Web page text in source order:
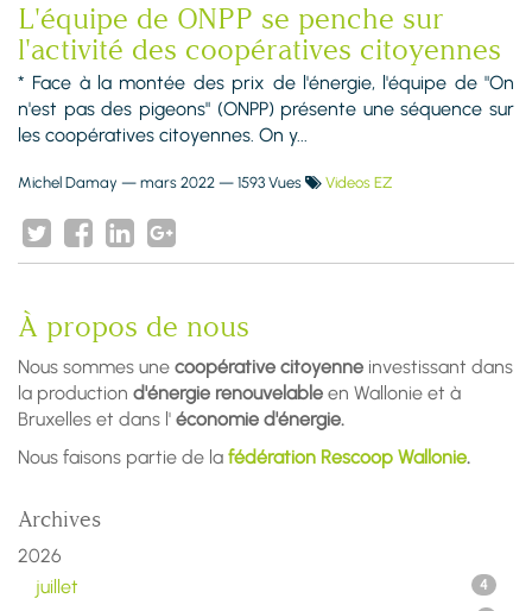
L'équipe de ONPP se penche sur
l'activité des coopératives citoyennes
* Face à la montée des prix de l'énergie, l'équipe de "On
n'est pas des pigeons" (ONPP) présente une séquence sur
les coopératives citoyennes. On y...
Michel Damay — mars 2022 — 1593 Vues Videos EZ
À propos de nous
Nous sommes une coopérative citoyenne investissant dans
la production d'énergie renouvelable en Wallonie et à
Bruxelles et dans l' économie d'énergie.
Nous faisons partie de la fédération Rescoop Wallonie.
Archives
2026
juillet
4